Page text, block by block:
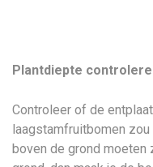
Plantdiepte
Controleer of de
laagstamfruitbomen
boven de grond moeten